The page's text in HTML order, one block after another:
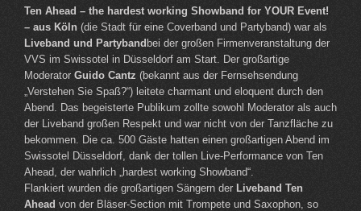
Ten Ahead – the hardest working Showband for YOUR Event!
– aus Köln (die Stadt für eine Coverband und Partyband) war als
Liveband und Partybandbei der großen Firmenveranstaltung der
VVS im Swissotel in Düsseldorf am Start. Der großartige
Moderator Guido Cantz (bekannt aus der Fernsehsendung
„Verstehen Sie Spaß?“) leitete charmant und eloquent durch den
Abend. Das begeisterte Publikum zollte sowohl Moderator als auch
der Liveband großen Respekt und war nicht von der Tanzfläche zu
bekommen. Die ca. 500 Gäste hatten einen großartigen Abend im
Swissotel Düsseldorf, dank der tollen Live-Performance von Ten
Ahead, der wahrlich „hardest working Showband“.
Flankiert wurden die großartigen Sängern der Liveband Ten
Ahead von der Bläser-Section mit Trompete und Saxophon, so